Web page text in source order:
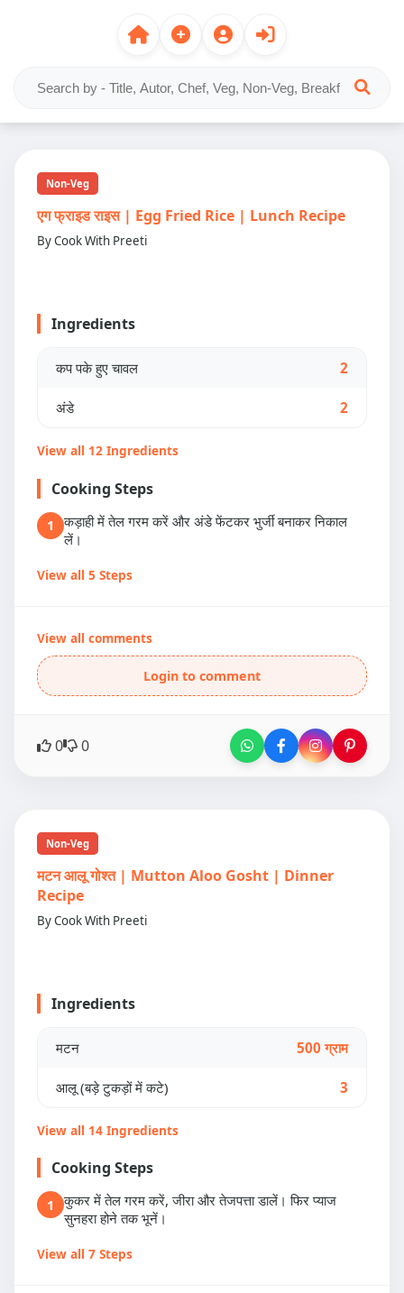
Non-Veg
एग फ्राइड राइस | Egg Fried Rice | Lunch Recipe
By Cook With Preeti
Ingredients
कप पके हुए चावल 2
अंडे 2
View all 12 Ingredients
Cooking Steps
1
कड़ाही में तेल गरम करें और अंडे फेंटकर भुर्जी बनाकर निकाल
लें।
View all 5 Steps
View all comments
Login to comment
0 0
Non-Veg
मटन आलू गोश्त | Mutton Aloo Gosht | Dinner
Recipe
By Cook With Preeti
Ingredients
मटन 500 ग्राम
आलू (बड़े टुकड़ों में कटे) 3
View all 14 Ingredients
Cooking Steps
1
कुकर में तेल गरम करें, जीरा और तेजपत्ता डालें। फिर प्याज
सुनहरा होने तक भूनें।
View all 7 Steps